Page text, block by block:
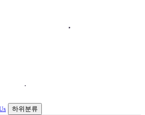
하위분류